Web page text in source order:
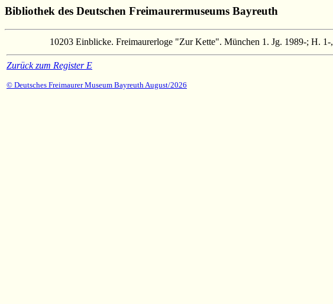
Bibliothek des Deutschen Freimaurermuseums Bayreuth
10203 Einblicke. Freimaurerloge "Zur Kette". München 1. Jg. 1989-; H. 1-,
Zurück zum Register E
© Deutsches Freimaurer Museum Bayreuth August/2026